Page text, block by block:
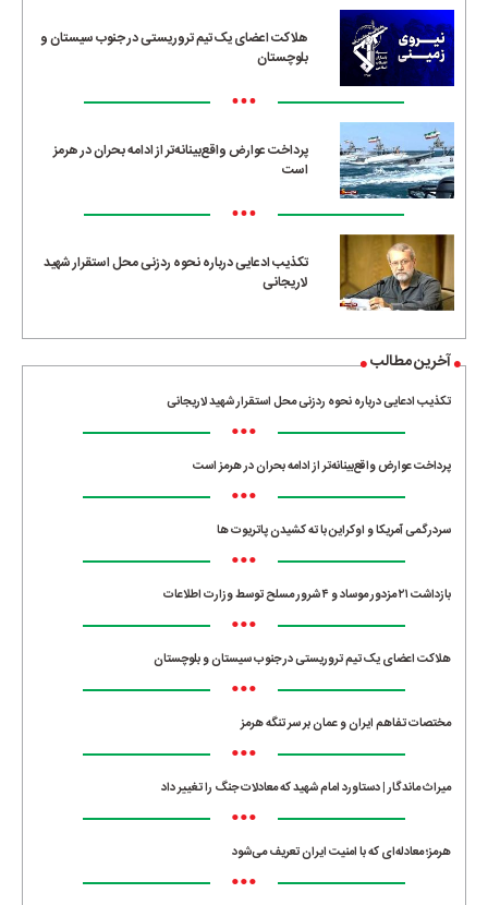
هلاکت اعضای یک تیم تروریستی در جنوب سیستان و
بلوچستان
•••
پرداخت عوارض واقع‌بینانه‌تر از ادامه بحران در هرمز
است
•••
تکذیب ادعایی درباره نحوه ردزنی محل استقرار شهید
لاریجانی
آخرین مطالب
تکذیب ادعایی درباره نحوه ردزنی محل استقرار شهید لاریجانی
•••
پرداخت عوارض واقع‌بینانه‌تر از ادامه بحران در هرمز است
•••
سردرگمی آمریکا و اوکراین با ته کشیدن پاتریوت ها
•••
بازداشت ۲۱ مزدور موساد و ۴ شرور مسلح توسط وزارت اطلاعات
•••
هلاکت اعضای یک تیم تروریستی در جنوب سیستان و بلوچستان
•••
مختصات تفاهم ایران و عمان بر سر تنگه هرمز
•••
میراث ماندگار | دستاورد امام شهید که معادلات جنگ را تغییر داد
•••
هرمز؛ معادله‌ای که با امنیت ایران تعریف می‌شود
•••